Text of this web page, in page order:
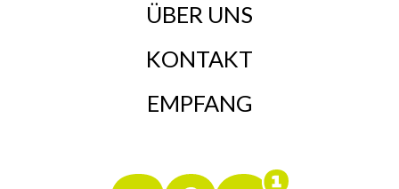
ÜBER UNS
KONTAKT
EMPFANG